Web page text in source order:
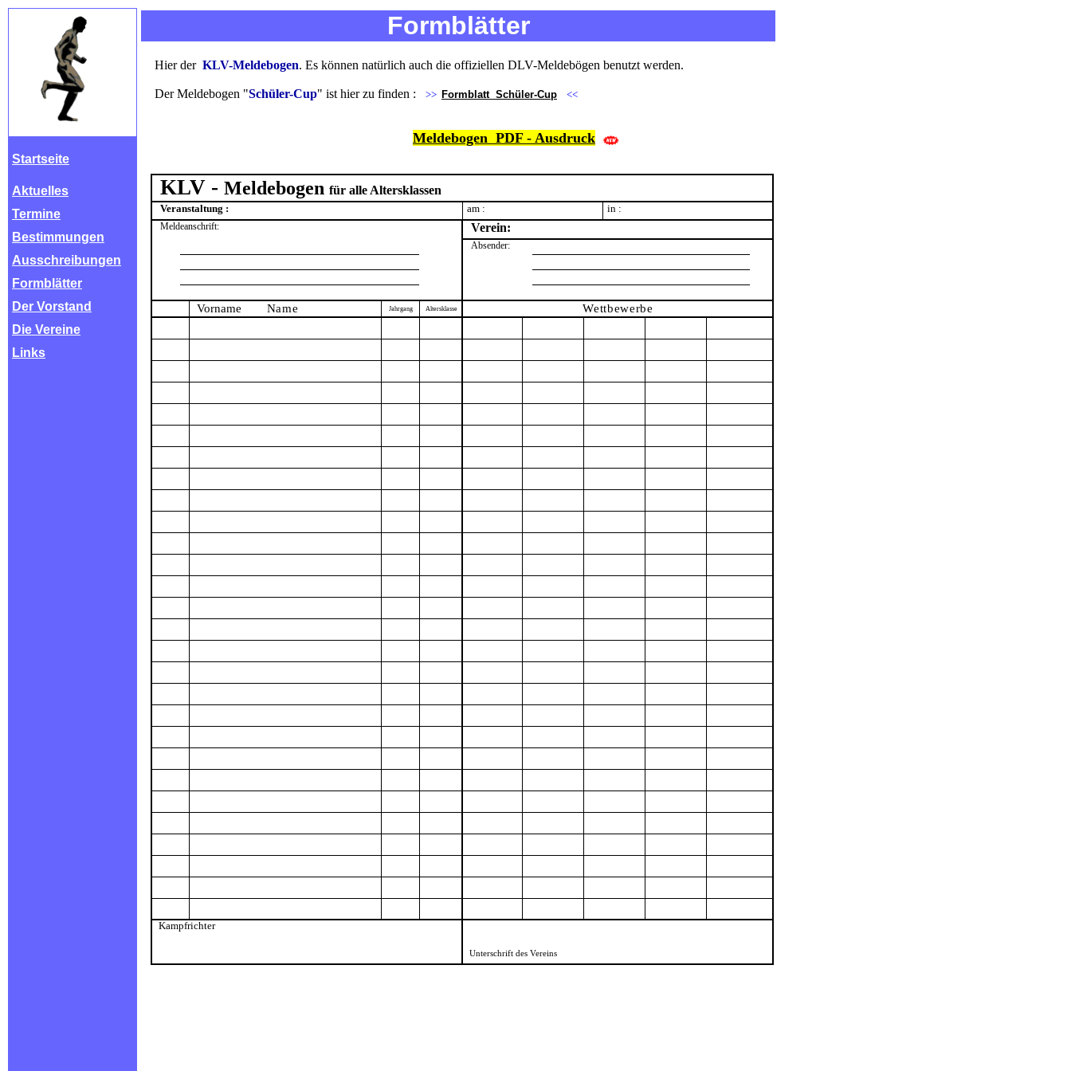
Startseite
Aktuelles
Termine
Bestimmungen
Ausschreibungen
Formblätter
Der Vorstand
Die Vereine
Links
Formblätter
Hier der KLV-Meldebogen. Es können natürlich auch die offiziellen DLV-Meldebögen benutzt werden.
Der Meldebogen "Schüler-Cup" ist hier zu finden : >> Formblatt Schüler-Cup <<
Meldebogen PDF - Ausdruck
KLV - Meldebogen für alle Altersklassen
Veranstaltung : am : in :
Meldeanschrift: Verein:
Absender:
Vorname Name Jahrgang Altersklasse Wettbewerbe
Kampfrichter
Unterschrift des Vereins